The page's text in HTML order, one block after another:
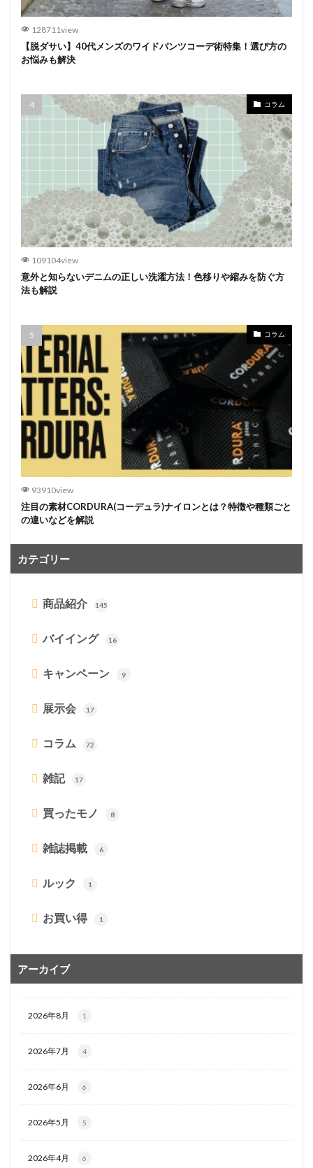
128711view
【脱ダサい】40代メンズのワイドパンツコーデ術特集！選び方の
お悩みも解決
コラム
109104view
意外と知らないデニムの正しい洗濯方法！色移りや縮みを防ぐ方
法も解説
コラム
93910view
注目の素材CORDURA(コーデュラ)ナイロンとは？特徴や種類ごと
の違いなどを解説
カテゴリー
商品紹介 145
バイイング 16
キャンペーン 9
展示会 17
コラム 72
雑記 17
買ったモノ 8
雑誌掲載 6
ルック 1
お買い得 1
アーカイブ
2026年8月 1
2026年7月 4
2026年6月 6
2026年5月 5
2026年4月 6